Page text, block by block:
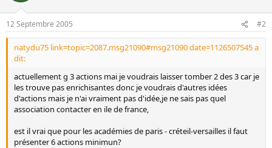
12 Septembre 2005 #2
natydu75 link=topic=2087.msg21090#msg21090 date=1126507545 a
dit:
actuellement g 3 actions mai je voudrais laisser tomber 2 des 3 car je
les trouve pas enrichisantes donc je voudrais d'autres idées
d'actions mais je n'ai vraiment pas d'idée,je ne sais pas quel
association contacter en ile de france,
est il vrai que pour les académies de paris - créteil-versailles il faut
présenter 6 actions minimun?